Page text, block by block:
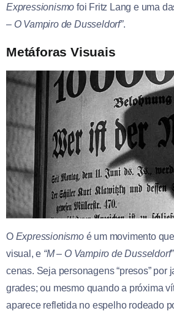
Expressionismo foi Fritz Lang e uma
– O Vampiro de Dusseldorf”.
Metáforas Visuais
OExpressionismoé um movimento
visual, e “M – O Vampiro de Dusseldorf”
cenas. Seja personagens “presos” por
grades; ou mesmo quando a próxima
aparece refletida no espelho rodeado